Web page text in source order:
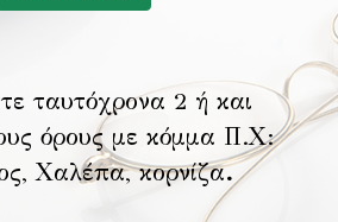
ταυτόχρονα 2 ή και
όρους με κόμμα Π.Χ:
Χαλέπα, κορνίζα.